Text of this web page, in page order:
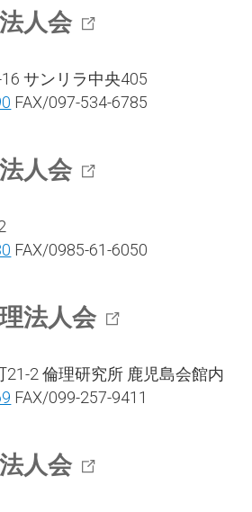
人会
サンリラ中央405
FAX/097-534-6785
人会
FAX/0985-61-6050
法人会
21-2 倫理研究所 鹿児島会館内
FAX/099-257-9411
人会